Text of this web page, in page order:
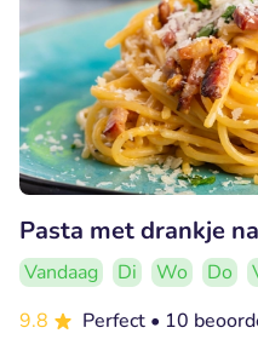
Pasta met drankje
Vandaag Di Wo Do
9.8
Perfect • 10